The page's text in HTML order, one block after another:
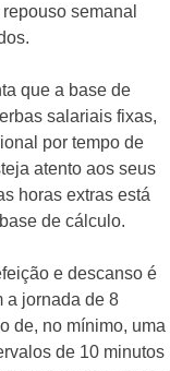
semanal
que a base de
salariais fixas,
por tempo de
atento aos seus
horas extras está
de cálculo.
e descanso é
a jornada de 8
de, no mínimo, uma
de 10 minutos